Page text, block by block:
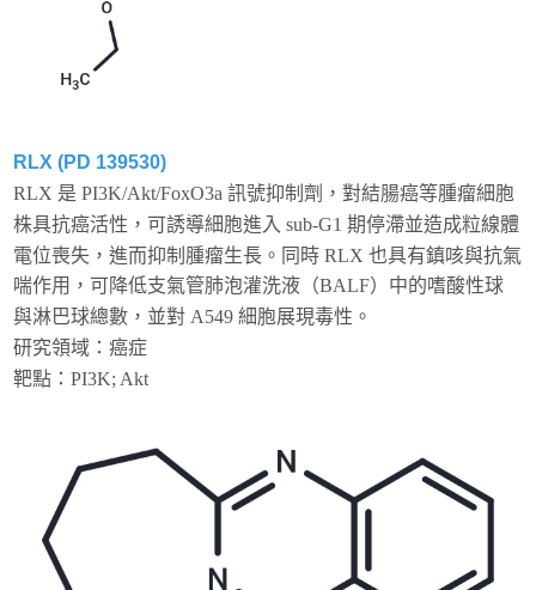
RLX (PD 139530)
RLX 是 PI3K/Akt/FoxO3a 訊號抑制劑，對結腸癌等腫瘤細胞
株具抗癌活性，可誘導細胞進入 sub-G1 期停滯並造成粒線體
電位喪失，進而抑制腫瘤生長。同時 RLX 也具有鎮咳與抗氣
喘作用，可降低支氣管肺泡灌洗液（BALF）中的嗜酸性球
與淋巴球總數，並對 A549 細胞展現毒性。
研究領域：癌症
靶點：PI3K; Akt